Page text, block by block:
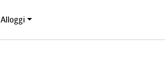
Alloggi